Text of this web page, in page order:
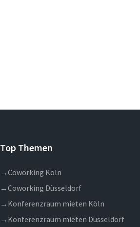
Top Themen
→Coworking Köln
→Coworking Düsseldorf
→ Konferenzraum mieten Köln
→ Konferenzraum mieten Düsseldorf